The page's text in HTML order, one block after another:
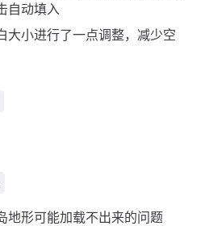
自动填入
大小进行了一点调整，减少空
地形可能加载不出来的问题